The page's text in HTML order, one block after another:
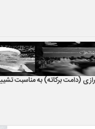
(دامت برکاته) به مناسبت